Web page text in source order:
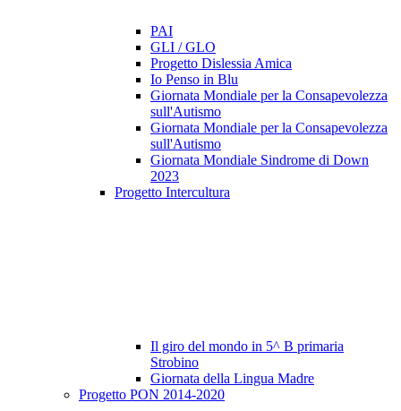
PAI
GLI / GLO
Progetto Dislessia Amica
Io Penso in Blu
Giornata Mondiale per la Consapevolezza
sull'Autismo
Giornata Mondiale per la Consapevolezza
sull'Autismo
Giornata Mondiale Sindrome di Down
2023
Progetto Intercultura
Il giro del mondo in 5^ B primaria
Strobino
Giornata della Lingua Madre
Progetto PON 2014-2020